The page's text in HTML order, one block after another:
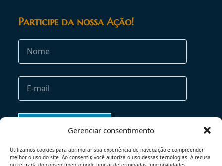
Gerenciar consentimento
Utilizamos cookies para aprimorar sua experiência de navegação e compreender
melhor o uso do site. Ao consentir, você autoriza o uso dessas tecnologias. A recusa
ou retirada do consentimento pode limitar determinadas funcionalidades.
Participe da nossa Ação!